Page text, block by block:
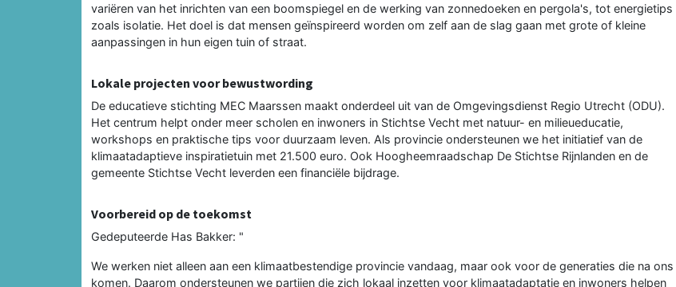
variëren van het inrichten van een boomspiegel en de werking van zonnedoeken en pergola's, tot energietips
zoals isolatie. Het doel is dat mensen geïnspireerd worden om zelf aan de slag gaan met grote of kleine
aanpassingen in hun eigen tuin of straat.
Lokale projecten voor bewustwording
De educatieve stichting MEC Maarssen maakt onderdeel uit van de Omgevingsdienst Regio Utrecht (ODU).
Het centrum helpt onder meer scholen en inwoners in Stichtse Vecht met natuur- en milieueducatie,
workshops en praktische tips voor duurzaam leven. Als provincie ondersteunen we het initiatief van de
klimaatadaptieve inspiratietuin met 21.500 euro. Ook Hoogheemraadschap De Stichtse Rijnlanden en de
gemeente Stichtse Vecht leverden een financiële bijdrage.
Voorbereid op de toekomst
Gedeputeerde Has Bakker: "
We werken niet alleen aan een klimaatbestendige provincie vandaag, maar ook voor de generaties die na ons
komen. Daarom ondersteunen we partijen die zich lokaal inzetten voor klimaatadaptatie en inwoners helpen